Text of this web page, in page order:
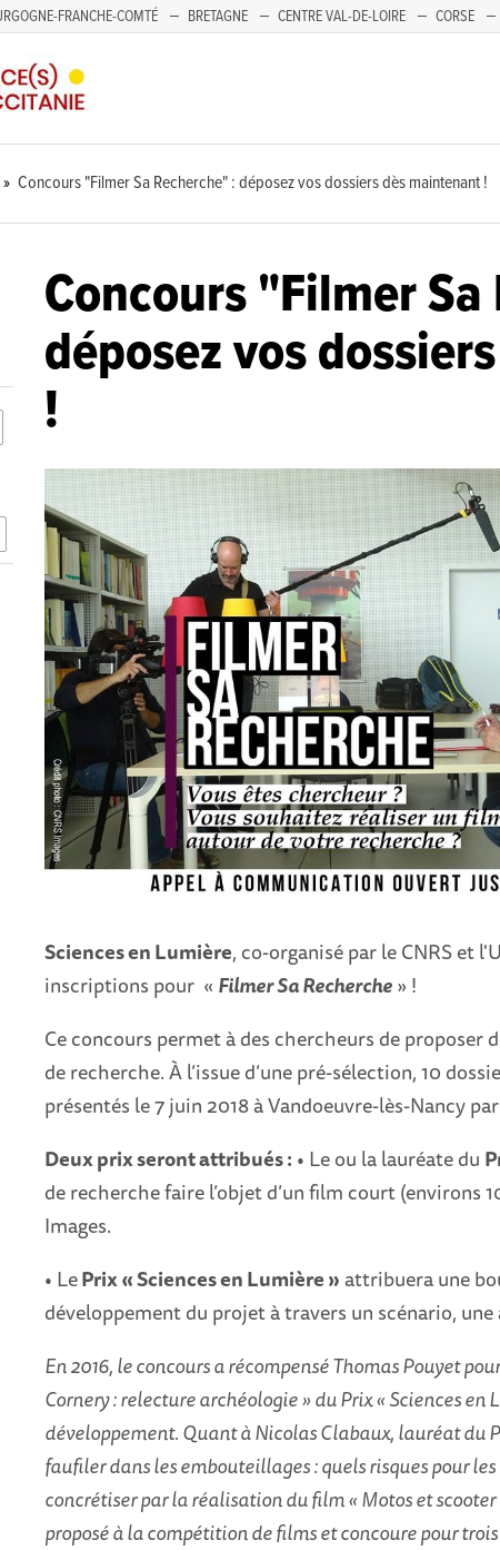
FRANCHE-COMTÉ BRETAGNE CENTRE VAL-DE-LOIRE CORSE
Concours "Filmer Sa Recherche" : déposez vos dossiers dès maintenant !
Concours "Filmer
déposez vos
!
Sciences en Lumière, co-organisé par le CNRS et
inscriptions pour « Filmer Sa Recherche» !
Ce concours permet à des chercheurs de
de recherche. À l’issue d’une pré-sélection, 10
présentés le 7 juin 2018 à Vandoeuvre-lès-Nancy
Deux prix seront attribués : • Le ou la lauréate du
de recherche faire l’objet d’un film court (environs
Images.
• LePrix « Sciences en Lumière »attribuera une
développement du projet à travers un scénario,
En 2016, le concours a récompensé Thomas Pouyet
Cornery : relecture archéologie » du Prix « Sciences
développement. Quant à Nicolas Clabaux, lauréat du
faufiler dans les embouteillages : quels risques pour les
concrétiser par la réalisation du film « Motos et scooter
proposé à la compétition de films et concoure pour